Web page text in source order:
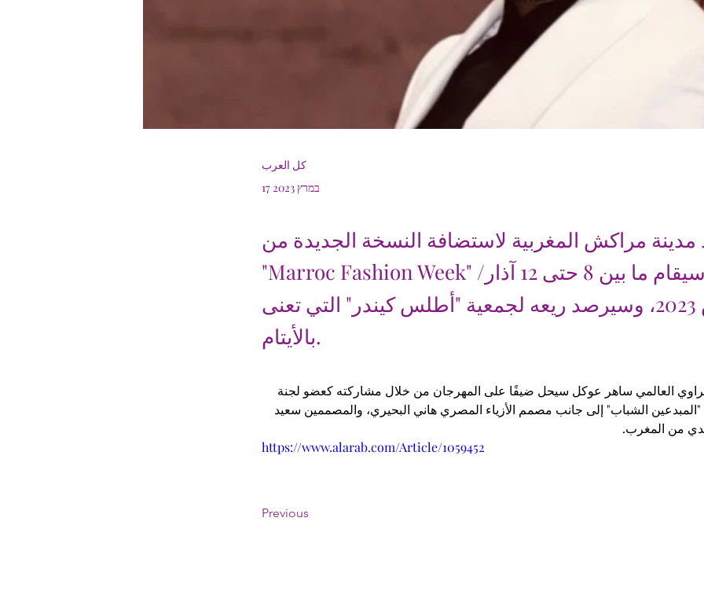
كل العرب
17 במרץ 2023
مدينة مراكش المغربية لاستضافة النسخة الجديدة من
"Marroc Fashion Week" والذي سيقام ما بين 8 حتى 12 آذار/
مارس 2023، وسيرصد ريعه لجمعية "أطلس كيندر" التي تعنى
بالأيتام.
العالمي ساهر عوكل سيحل ضيفًا على المهرجان من خلال مشاركته كعضو لجنة
الشباب" إلى جانب مصمم الأزياء المصري هاني البحيري، والمصممين سعيد
من المغرب.
https://www.alarab.com/Article/1059452
Previous